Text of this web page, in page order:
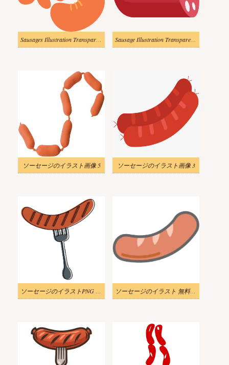
Sausages Illustration Transparent Picture Sausage Illustration Transparent Free
ソーセージのイラスト画像 5 ソーセージのイラスト画像 3
ソーセージのイラストPNG 画像 2 ソーセージのイラスト 無料 PNG 画像